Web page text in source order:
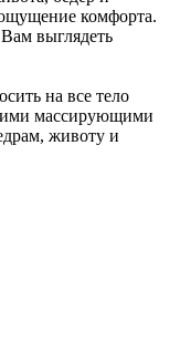
комфорта.
выглядеть
на все тело
массирующими
животу и